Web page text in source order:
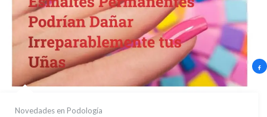
Novedades en Podología